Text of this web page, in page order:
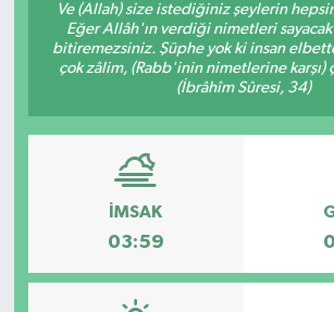
Ve (Allah) size istediğiniz şeylerin
Eğer Allâh'ın verdiği nimetleri sayacak
bitiremezsiniz. Şüphe yok ki insan
çok zâlim, (Rabb'inin nimetlerine karşı)
(İbrâhîm Sûresi, 34)
İMSAK
03:59